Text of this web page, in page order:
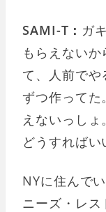
SAMI-T： ガ
もらえない
て、人前でや
ずつ作ってた
えないっし
どうすればい
NYに住んで
ニーズ・レ